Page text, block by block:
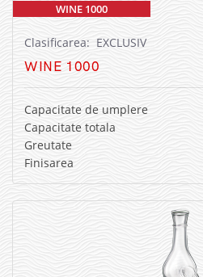
WINE 1000
Clasificarea: EXCLUSIV
WINE 1000
Capacitate de umplere
Capacitate totala
Greutate
Finisarea